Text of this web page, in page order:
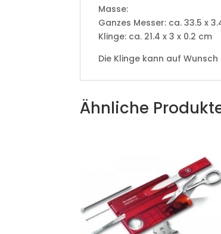
Masse:
Ganzes Messer: ca. 33.5 x
Klinge: ca. 21.4 x 3 x 0.2 cm
Die Klinge kann auf
Ähnliche